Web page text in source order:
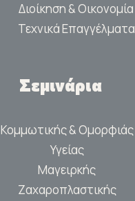
Διοίκηση & Οικονομία
Τεχνικά Επαγγέλματα
Σεμινάρια
Κομμωτικής & Ομορφιάς
Υγείας
Μαγειρκής
Ζαχαροπλαστικής